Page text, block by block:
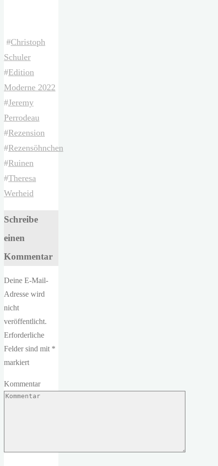
#Christoph
Schuler
#Edition
Moderne 2022
#Jeremy
Perrodeau
#Rezension
#Rezensöhnchen
#Ruinen
#Theresa
Werheid
Schreibe
einen
Kommentar
Deine E-Mail-
Adresse wird
nicht
veröffentlicht.
Erforderliche
Felder sind mit *
markiert
Kommentar